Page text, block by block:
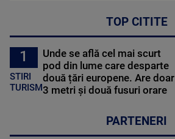
TOP CITITE
1
STIRI
TURISM
Unde se află cel mai scurt
pod din lume care desparte
două țări europene. Are doar
3 metri și două fusuri orare
PARTENERI